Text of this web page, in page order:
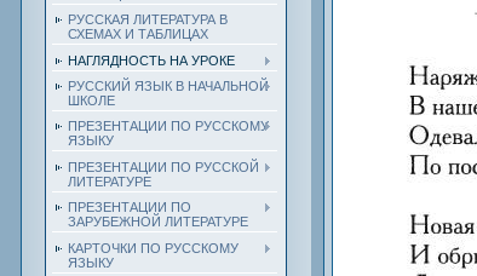
РУССКАЯ ЛИТЕРАТУРА В
СХЕМАХ И ТАБЛИЦАХ
НАГЛЯДНОСТЬ НА УРОКЕ
РУССКИЙ ЯЗЫК В НАЧАЛЬНОЙ
ШКОЛЕ
ПРЕЗЕНТАЦИИ ПО РУССКОМУ
ЯЗЫКУ
ПРЕЗЕНТАЦИИ ПО РУССКОЙ
ЛИТЕРАТУРЕ
ПРЕЗЕНТАЦИИ ПО
ЗАРУБЕЖНОЙ ЛИТЕРАТУРЕ
КАРТОЧКИ ПО РУССКОМУ
ЯЗЫКУ